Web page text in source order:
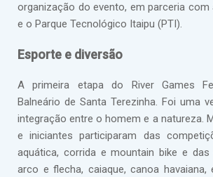
organização do evento, em parceria com
e o Parque Tecnológico Itaipu (PTI).
Esporte e diversão
A primeira etapa do River Games
Balneário de Santa Terezinha. Foi uma
integração entre o homem e a natureza.
e iniciantes participaram das
aquática, corrida e mountain bike e
arco e flecha, caiaque, canoa havaiana,